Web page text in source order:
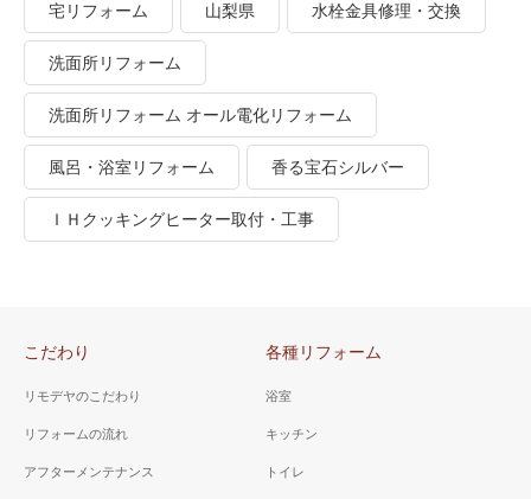
宅リフォーム 山梨県 水栓金具修理・交換
洗面所リフォーム
洗面所リフォーム オール電化リフォーム
風呂・浴室リフォーム 香る宝石シルバー
ＩＨクッキングヒーター取付・工事
こだわり
リモデヤのこだわり
リフォームの流れ
アフターメンテナンス
各種リフォーム
浴室
キッチン
トイレ